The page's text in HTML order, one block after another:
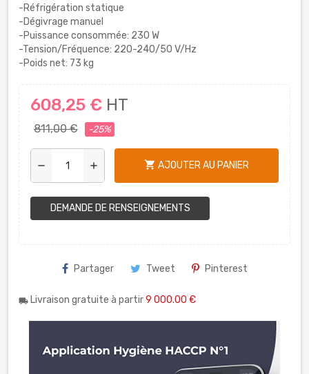
-Réfrigération statique
-Dégivrage manuel
-Puissance consommée: 230 W
-Tension/Fréquence: 220-240/50 V/Hz
-Poids net: 73 kg
608,25 € HT
811,00 € -25%
remove add shopping_cart AJOUTER AU PANIER
DEMANDE DE RENSEIGNEMENTS
Partager Tweet Pinterest
local_shipping Livraison gratuite à partir9 000.00 €